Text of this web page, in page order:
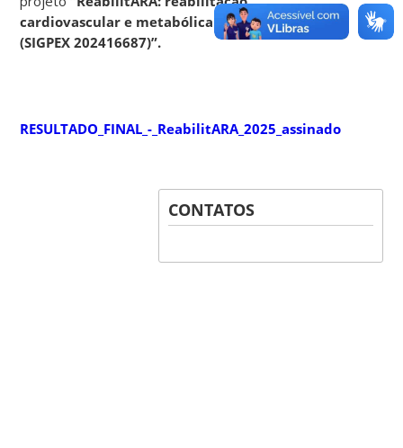
cardiovascular e metabólica em Araranguá
(SIGPEX 202416687)”.
RESULTADO_FINAL_-_ReabilitARA_2025_assinado
CONTATOS